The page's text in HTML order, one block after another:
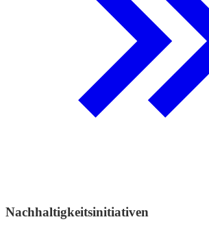
Nachhaltigkeitsinitiativen